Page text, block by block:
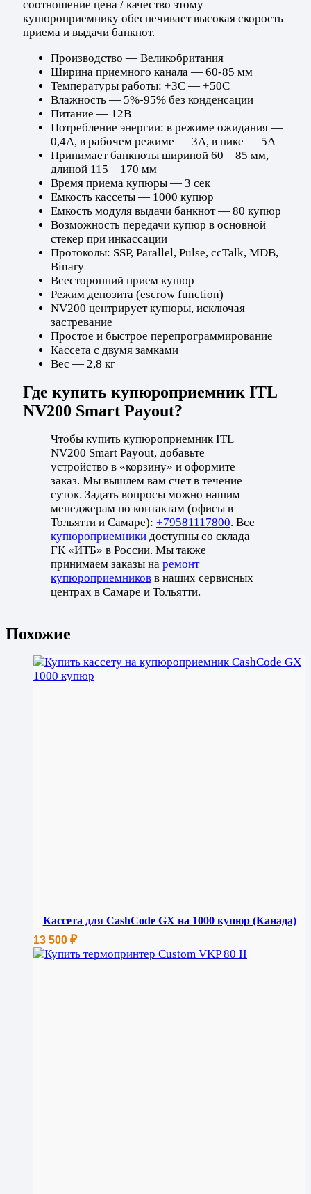
соотношение цена / качество этому
купюроприемнику обеспечивает высокая скорость
приема и выдачи банкнот.
Производство — Великобритания
Ширина приемного канала — 60-85 мм
Температуры работы: +3С — +50С
Влажность — 5%-95% без конденсации
Питание — 12В
Потребление энергии: в режиме ожидания —
0,4А, в рабочем режиме — 3А, в пике — 5А
Принимает банкноты шириной 60 – 85 мм,
длиной 115 – 170 мм
Время приема купюры — 3 сек
Емкость кассеты — 1000 купюр
Емкость модуля выдачи банкнот — 80 купюр
Возможность передачи купюр в основной
стекер при инкассации
Протоколы: SSP, Parallel, Pulse, ссTalk, MDB,
Binary
Всесторонний прием купюр
Режим депозита (escrow function)
NV200 центрирует купюры, исключая
застревание
Простое и быстрое перепрограммирование
Кассета с двумя замками
Вес — 2,8 кг
Где купить купюроприемник ITL
NV200 Smart Payout?
Чтобы купить купюроприемник ITL
NV200 Smart Payout, добавьте
устройство в «корзину» и оформите
заказ. Мы вышлем вам счет в течение
суток. Задать вопросы можно нашим
менеджерам по контактам (офисы в
Тольятти и Самаре): +79581117800. Все
купюроприемники доступны со склада
ГК «ИТБ» в России. Мы также
принимаем заказы на ремонт
купюроприемников в наших сервисных
центрах в Самаре и Тольятти.
Похожие
Кассета для CashCode GX на 1000 купюр (Канада)
13 500 ₽